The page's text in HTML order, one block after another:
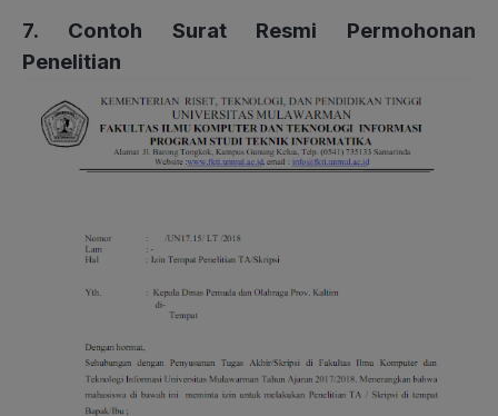
7. Contoh Surat Resmi Permohonan
Penelitian